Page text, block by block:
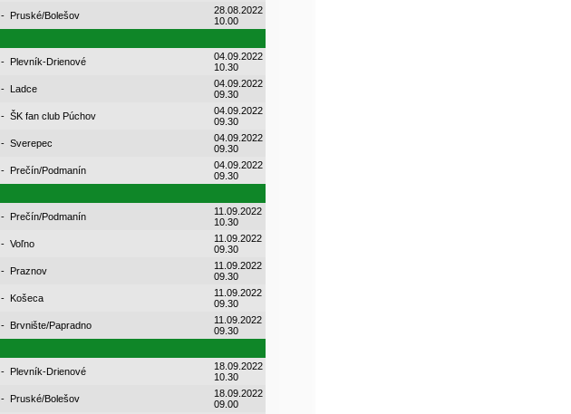
- Pruské/Bolešov
28.08.2022
10.00
- Plevník-Drienové
04.09.2022
10.30
- Ladce
04.09.2022
09.30
- ŠK fan club Púchov
04.09.2022
09.30
- Sverepec
04.09.2022
09.30
- Prečín/Podmanín
04.09.2022
09.30
- Prečín/Podmanín
11.09.2022
10.30
- Voľno
11.09.2022
09.30
- Praznov
11.09.2022
09.30
- Košeca
11.09.2022
09.30
- Brvnište/Papradno
11.09.2022
09.30
- Plevník-Drienové
18.09.2022
10.30
- Pruské/Bolešov
18.09.2022
09.00